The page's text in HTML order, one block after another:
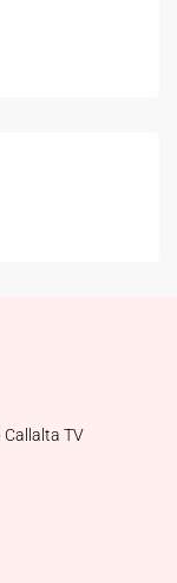
Callalta TV